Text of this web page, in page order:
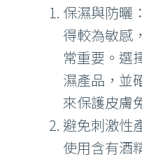
保濕與防曬
得較為敏感
常重要。選
濕產品，並
來保護皮膚
避免刺激性
使用含有酒